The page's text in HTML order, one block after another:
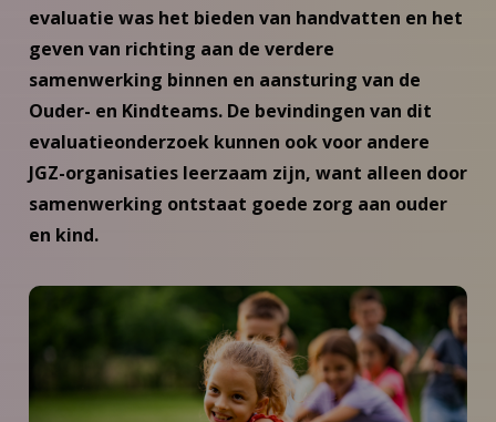
evaluatie was het bieden van handvatten en het
geven van richting aan de verdere
samenwerking binnen en aansturing van de
Ouder- en Kindteams. De bevindingen van dit
evaluatieonderzoek kunnen ook voor andere
JGZ-organisaties leerzaam zijn, want alleen door
samenwerking ontstaat goede zorg aan ouder
en kind.